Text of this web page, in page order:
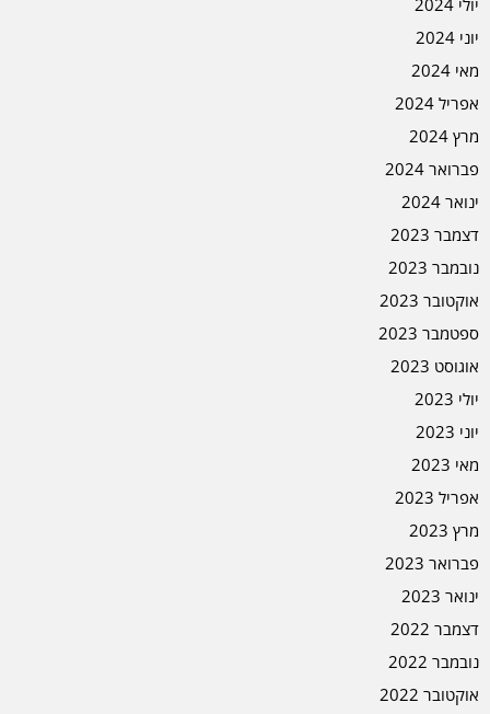
יוני 2024
מאי 2024
אפריל 2024
מרץ 2024
פברואר 2024
ינואר 2024
דצמבר 2023
נובמבר 2023
אוקטובר 2023
ספטמבר 2023
אוגוסט 2023
יולי 2023
יוני 2023
מאי 2023
אפריל 2023
מרץ 2023
פברואר 2023
ינואר 2023
דצמבר 2022
נובמבר 2022
אוקטובר 2022